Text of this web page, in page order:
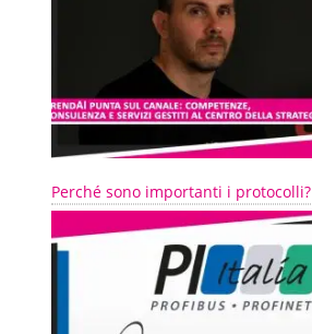
Perché sono importanti i protocolli?